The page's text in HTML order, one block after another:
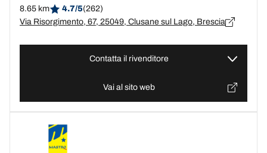
8.65 km 4.7/5(262)
Via Risorgimento, 67, 25049, Clusane sul Lago, Brescia
Contatta il rivenditore
Vai al sito web